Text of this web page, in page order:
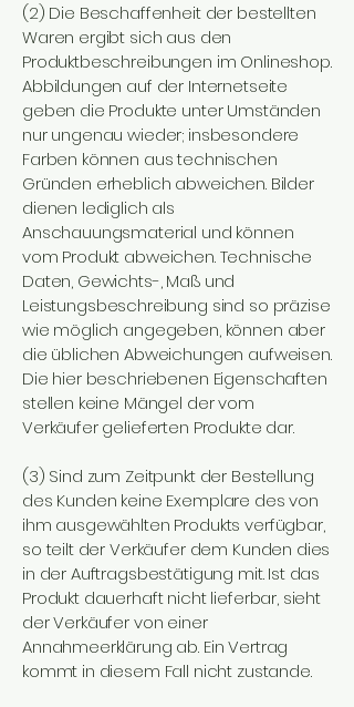
(2) Die Beschaffenheit der bestellten
Waren ergibt sich aus den
Produktbeschreibungen im Onlineshop.
Abbildungen auf der Internetseite
geben die Produkte unter Umständen
nur ungenau wieder; insbesondere
Farben können aus technischen
Gründen erheblich abweichen. Bilder
dienen lediglich als
Anschauungsmaterial und können
vom Produkt abweichen. Technische
Daten, Gewichts-, Maß und
Leistungsbeschreibung sind so präzise
wie möglich angegeben, können aber
die üblichen Abweichungen aufweisen.
Die hier beschriebenen Eigenschaften
stellen keine Mängel der vom
Verkäufer gelieferten Produkte dar.
(3) Sind zum Zeitpunkt der Bestellung
des Kunden keine Exemplare des von
ihm ausgewählten Produkts verfügbar,
so teilt der Verkäufer dem Kunden dies
in der Auftragsbestätigung mit. Ist das
Produkt dauerhaft nicht lieferbar, sieht
der Verkäufer von einer
Annahmeerklärung ab. Ein Vertrag
kommt in diesem Fall nicht zustande.